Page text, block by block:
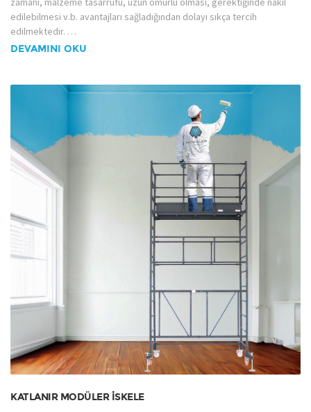
edilebilmesi v.b. avantajları sağladığından dolayı sıkça tercih
edilmektedir. …
DEVAMINI OKU
KATLANIR MODÜLER İSKELE